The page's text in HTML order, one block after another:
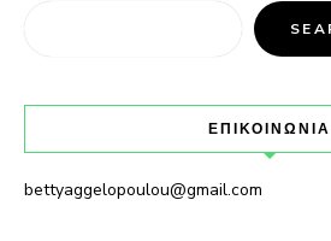
ΕΠΙΚΟΙΝΩΝΙΑ
bettyaggelopoulou@gmail.com